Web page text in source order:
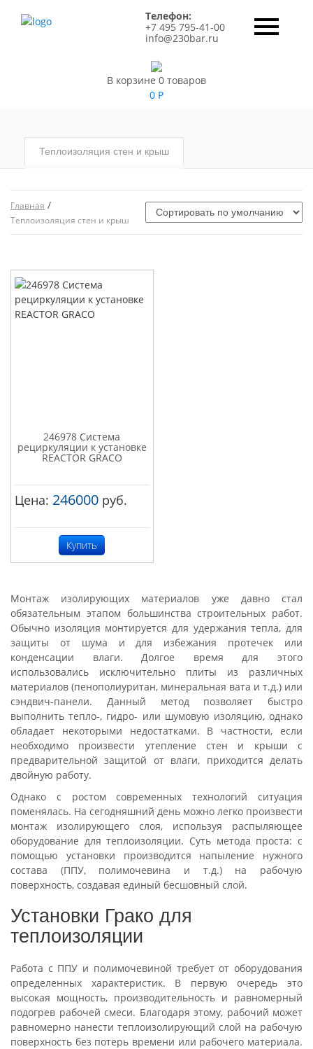
Телефон:
+7 495 795-41-00
info@230bar.ru
В корзине 0 товаров
0 Р
Теплоизоляция стен и крыш
Главная /
Теплоизоляция стен и крыш
246978 Система
рециркуляции к установке
REACTOR GRACO
Цена: 246000 руб.
Купить
Монтаж изолирующих материалов уже давно стал
обязательным этапом большинства строительных работ.
Обычно изоляция монтируется для удержания тепла, для
защиты от шума и для избежания протечек или
конденсации влаги. Долгое время для этого
использовались исключительно плиты из различных
материалов (пенополиуритан, минеральная вата и т.д.) или
сэндвич-панели. Данный метод позволяет быстро
выполнить тепло-, гидро- или шумовую изоляцию, однако
обладает некоторыми недостатками. В частности, если
необходимо произвести утепление стен и крыши с
предварительной защитой от влаги, приходится делать
двойную работу.
Однако с ростом современных технологий ситуация
поменялась. На сегодняшний день можно легко произвести
монтаж изолирующего слоя, используя распыляющее
оборудование для теплоизоляции. Суть метода проста: с
помощью установки производится напыление нужного
состава (ППУ, полимочевина и т.д.) на рабочую
поверхность, создавая единый бесшовный слой.
Установки Грако для
теплоизоляции
Работа с ППУ и полимочевиной требует от оборудования
определенных характеристик. В первую очередь это
высокая мощность, производительность и равномерный
подогрев рабочей смеси. Благодаря этому, рабочий может
равномерно нанести теплоизолирующий слой на рабочую
поверхность без потерь времени или рабочего материала.